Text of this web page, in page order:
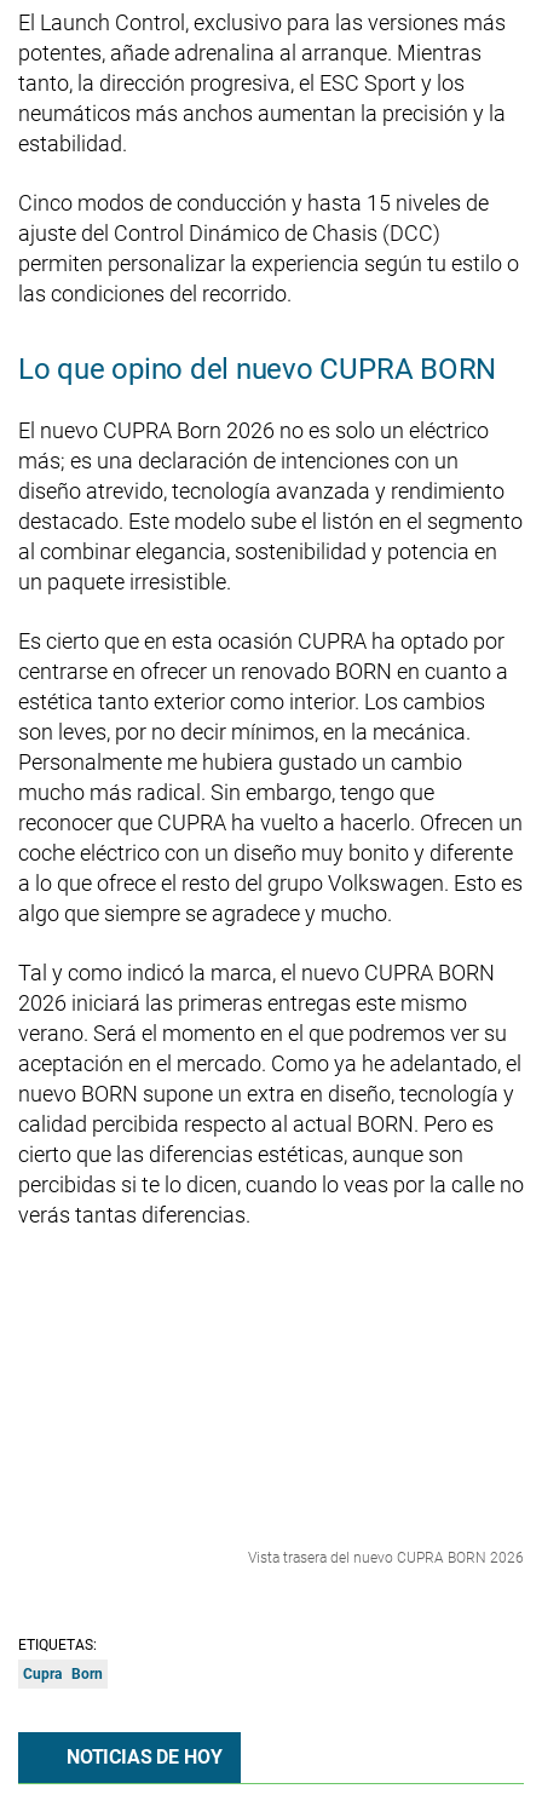
El Launch Control, exclusivo para las versiones más
potentes, añade adrenalina al arranque. Mientras
tanto, la dirección progresiva, el ESC Sport y los
neumáticos más anchos aumentan la precisión y la
estabilidad.
Cinco modos de conducción y hasta 15 niveles de
ajuste del Control Dinámico de Chasis (DCC)
permiten personalizar la experiencia según tu estilo o
las condiciones del recorrido.
Lo que opino del nuevo CUPRA BORN
El nuevo CUPRA Born 2026 no es solo un eléctrico
más; es una declaración de intenciones con un
diseño atrevido, tecnología avanzada y rendimiento
destacado. Este modelo sube el listón en el segmento
al combinar elegancia, sostenibilidad y potencia en
un paquete irresistible.
Es cierto que en esta ocasión CUPRA ha optado por
centrarse en ofrecer un renovado BORN en cuanto a
estética tanto exterior como interior. Los cambios
son leves, por no decir mínimos, en la mecánica.
Personalmente me hubiera gustado un cambio
mucho más radical. Sin embargo, tengo que
reconocer que CUPRA ha vuelto a hacerlo. Ofrecen un
coche eléctrico con un diseño muy bonito y diferente
a lo que ofrece el resto del grupo Volkswagen. Esto es
algo que siempre se agradece y mucho.
Tal y como indicó la marca, el nuevo CUPRA BORN
2026 iniciará las primeras entregas este mismo
verano. Será el momento en el que podremos ver su
aceptación en el mercado. Como ya he adelantado, el
nuevo BORN supone un extra en diseño, tecnología y
calidad percibida respecto al actual BORN. Pero es
cierto que las diferencias estéticas, aunque son
percibidas si te lo dicen, cuando lo veas por la calle no
verás tantas diferencias.
Vista trasera del nuevo CUPRA BORN 2026
ETIQUETAS:
Cupra
Born
NOTICIAS DE HOY